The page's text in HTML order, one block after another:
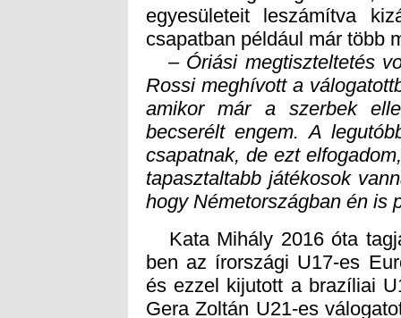
csapatban például már több
– Óriási megtiszteltetés
Rossi meghívott a
amikor már a szerbek
becserélt engem. A
csapatnak, de ezt
tapasztaltabb játékosok
hogy Németországban én is
Kata Mihály 2016 óta
ben az írországi U17-es
és ezzel kijutott a brazíliai
Gera Zoltán U21-es